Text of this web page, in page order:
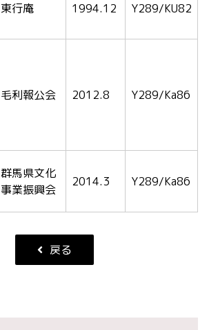
東行庵 1994.12 Y289/KU82
毛利報公会 2012.8 Y289/Ka86
群馬県文化
事業振興会
2014.3 Y289/Ka86
戻る